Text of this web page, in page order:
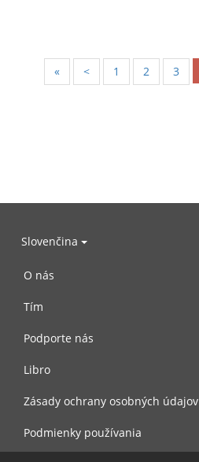
« < 1 2 3
Slovenčina
O nás
Tím
Podporte nás
Libro
Zásady ochrany osobných údajov
Podmienky používania